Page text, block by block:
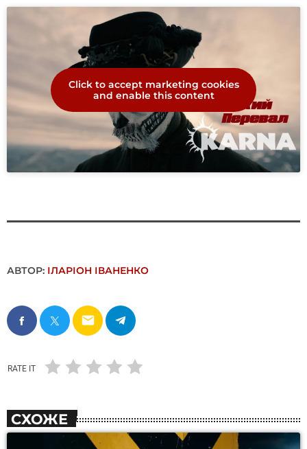
Click to accept marketing cookies
and enable this content
АВТОР: ІЛАРІОН ІВАНЕНКО
email
RATE IT
СХОЖЕ